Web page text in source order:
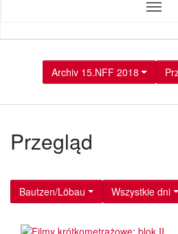
Archiv 15.NFF 2018
Przegląd
Bautzen/Löbau Wszystkie dni